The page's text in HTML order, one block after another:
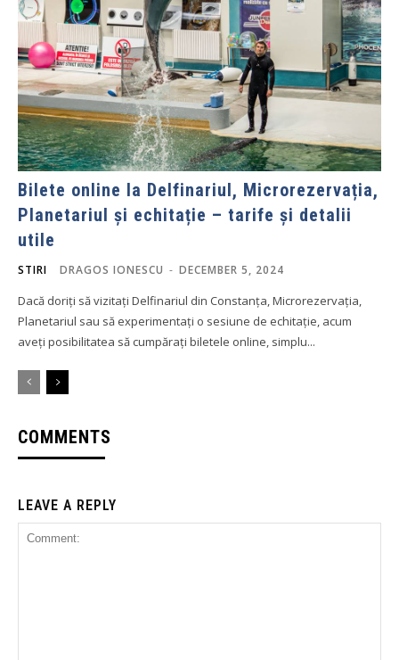
Bilete online la Delfinariul, Microrezervația,
Planetariul și echitație – tarife și detalii
utile
STIRI DRAGOS IONESCU - DECEMBER 5, 2024
Dacă doriți să vizitați Delfinariul din Constanța, Microrezervația,
Planetariul sau să experimentați o sesiune de echitație, acum
aveți posibilitatea să cumpărați biletele online, simplu...
COMMENTS
LEAVE A REPLY